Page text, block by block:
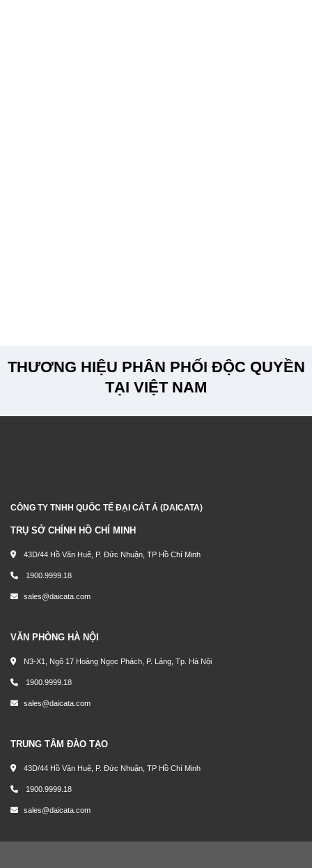
THƯƠNG HIỆU PHÂN PHỐI ĐỘC QUYỀN
TẠI VIỆT NAM
CÔNG TY TNHH QUỐC TẾ ĐẠI CÁT Á (DAICATA)
TRỤ SỞ CHÍNH HỒ CHÍ MINH
43D/44 Hồ Văn Huê, P. Đức Nhuận, TP Hồ Chí Minh
1900.9999.18
sales@daicata.com
VĂN PHÒNG HÀ NỘI
N3-X1, Ngõ 17 Hoàng Ngọc Phách, P. Láng, Tp. Hà Nội
1900.9999.18
sales@daicata.com
TRUNG TÂM ĐÀO TẠO
43D/44 Hồ Văn Huê, P. Đức Nhuận, TP Hồ Chí Minh
1900.9999.18
sales@daicata.com